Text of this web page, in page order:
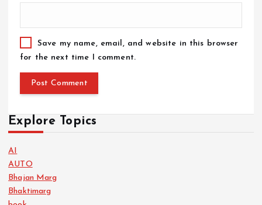
Save my name, email, and website in this browser
for the next time I comment.
Explore Topics
AI
AUTO
Bhajan Marg
Bhaktimarg